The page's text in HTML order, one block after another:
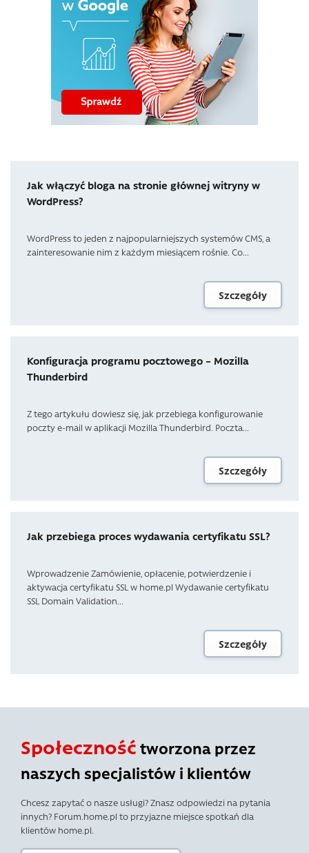
Jak włączyć bloga na stronie głównej witryny w
WordPress?
WordPress to jeden z najpopularniejszych systemów CMS, a
zainteresowanie nim z każdym miesiącem rośnie. Co...
Szczegóły
Konfiguracja programu pocztowego – Mozilla
Thunderbird
Z tego artykułu dowiesz się, jak przebiega konfigurowanie
poczty e-mail w aplikacji Mozilla Thunderbird. Poczta...
Szczegóły
Jak przebiega proces wydawania certyfikatu SSL?
Wprowadzenie Zamówienie, opłacenie, potwierdzenie i
aktywacja certyfikatu SSL w home.pl Wydawanie certyfikatu
SSL Domain Validation...
Szczegóły
Społeczność tworzona przez
naszych specjalistów i klientów
Chcesz zapytać o nasze usługi? Znasz odpowiedzi na pytania
innych? Forum.home.pl to przyjazne miejsce spotkań dla
klientów home.pl.